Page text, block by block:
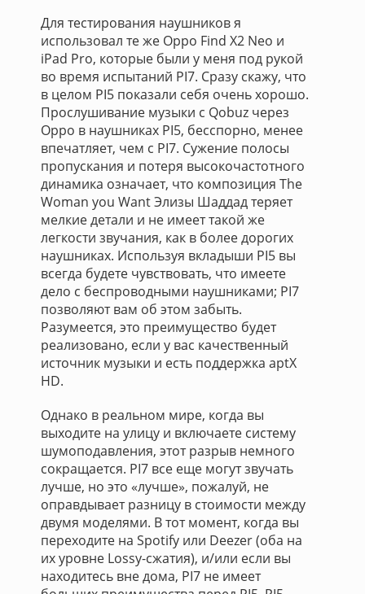
Для тестирования наушников я
использовал те же Oppo Find X2 Neo и
iPad Pro, которые были у меня под рукой
во время испытаний PI7. Сразу скажу, что
в целом PI5 показали себя очень хорошо.
Прослушивание музыки с Qobuz через
Oppo в наушниках PI5, бесспорно, менее
впечатляет, чем с PI7. Сужение полосы
пропускания и потеря высокочастотного
динамика означает, что композиция The
Woman you Want Элизы Шаддад теряет
мелкие детали и не имеет такой же
легкости звучания, как в более дорогих
наушниках. Используя вкладыши PI5 вы
всегда будете чувствовать, что имеете
дело с беспроводными наушниками; PI7
позволяют вам об этом забыть.
Разумеется, это преимущество будет
реализовано, если у вас качественный
источник музыки и есть поддержка aptX
HD.
Однако в реальном мире, когда вы
выходите на улицу и включаете систему
шумоподавления, этот разрыв немного
сокращается. PI7 все еще могут звучать
лучше, но это «лучше», пожалуй, не
оправдывает разницу в стоимости между
двумя моделями. В тот момент, когда вы
переходите на Spotify или Deezer (оба на
их уровне Lossy-сжатия), и/или если вы
находитесь вне дома, PI7 не имеет